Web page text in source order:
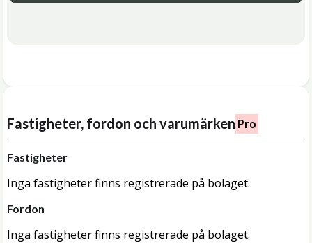
Fastigheter, fordon och varumärken Pro
Fastigheter
Inga fastigheter finns registrerade på bolaget.
Fordon
Inga fastigheter finns registrerade på bolaget.